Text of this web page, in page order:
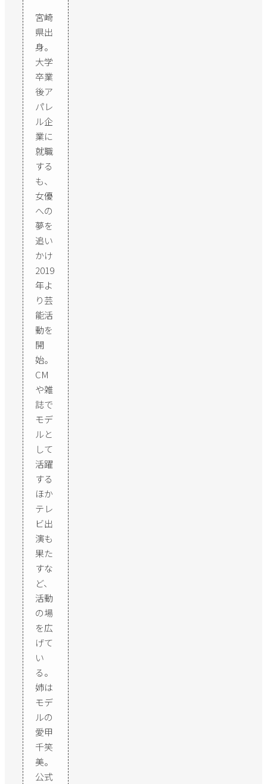
宮崎
県出
身。
大学
卒業
後ア
パレ
ル企
業に
就職
する
も、
女優
への
夢を
追い
かけ
2019
年よ
り芸
能活
動を
開
始。
CM
や雑
誌で
モデ
ルと
して
活躍
する
ほか
テレ
ビ出
演も
果た
すな
ど、
活動
の場
を広
げて
い
る。
姉は
モデ
ルの
愛甲
千笑
美。
公式